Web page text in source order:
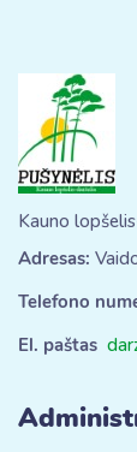
Kauno
Adresas:
Telefono
El. paštas